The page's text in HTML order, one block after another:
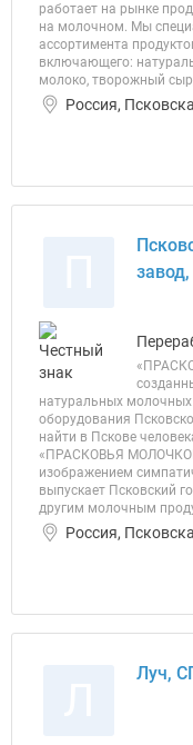
работает на рынке
на молочном. Мы
ассортимента
включающего:
молоко, творожный
Россия,
натуральных
оборудования
найти в Пскове
«ПРАСКОВЬЯ
изображением
выпускает Псковский
другим молочным
Россия,
Луч,